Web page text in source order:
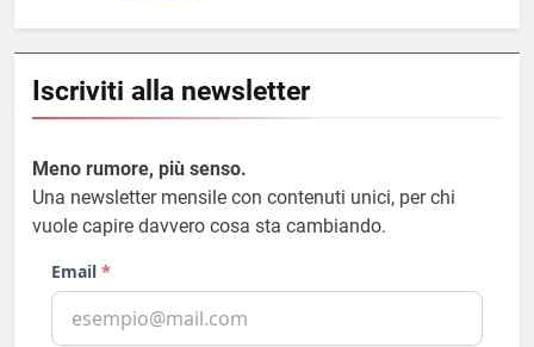
Iscriviti alla newsletter
Meno rumore, più senso.
Una newsletter mensile con contenuti unici, per chi
vuole capire davvero cosa sta cambiando.